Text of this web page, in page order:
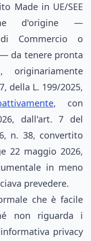
Made in UE/SEE
d'origine —
Commercio o
da tenere pronta
della L. 199/2025,
, con
dall'art. 7 del
n. 38, convertito
22 maggio 2026,
in meno
prevedere.
che è facile
non riguarda i
privacy